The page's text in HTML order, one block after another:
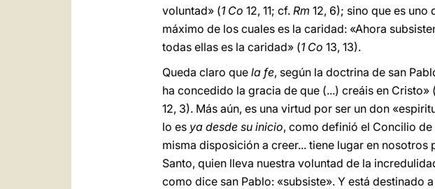
voluntad» (1 Co 12, 11; cf. Rm 12, 6); sino que es
máximo de los cuales es la caridad: «Ahora
todas ellas es la caridad» (1 Co 13, 13).
Queda claro que la fe, según la doctrina de san
ha concedido la gracia de que (...) creáis en Cristo» (
12, 3). Más aún, es una virtud por ser un don
lo es ya desde su inicio, como definió el Concilio de
misma disposición a creer... tiene lugar en
Santo, quien lleva nuestra voluntad de la
como dice san Pablo: «subsiste». Y está destinado